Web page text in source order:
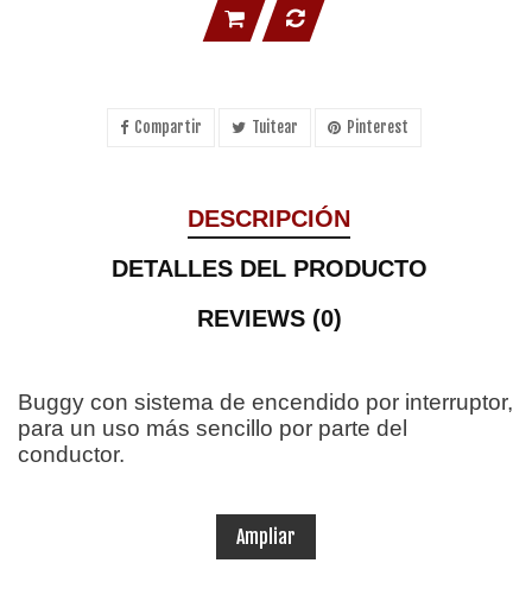
Compartir Tuitear Pinterest
DESCRIPCIÓN
DETALLES DEL PRODUCTO
REVIEWS (0)
Buggy con sistema de encendido por interruptor,
para un uso más sencillo por parte del
conductor.
divertido y respetuoso con el medio ambiente.
Potente buggy eléctrico para niños
Ampliar